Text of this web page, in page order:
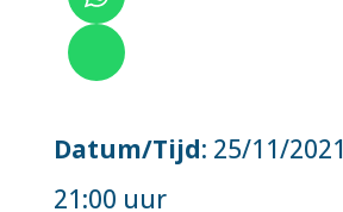
Datum/Tijd: 25/11/
21:00 uur